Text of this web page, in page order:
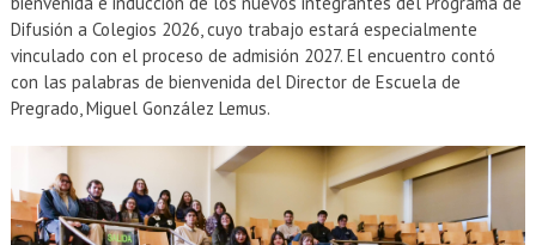
Difusión a Colegios 2026, cuyo trabajo estará especialmente
vinculado con el proceso de admisión 2027. El encuentro contó
con las palabras de bienvenida del Director de Escuela de
Pregrado, Miguel González Lemus.